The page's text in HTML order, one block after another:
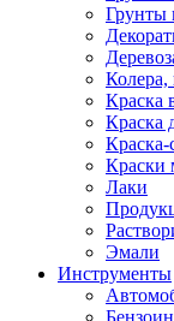
Грунты
Колера,
Краска
Краска
Краска-
Краски
Лаки
Эмали
Инструменты